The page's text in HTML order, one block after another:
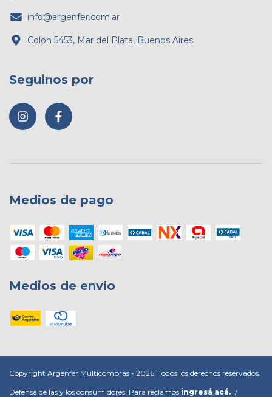
info@argenfer.com.ar
Colon 5453, Mar del Plata, Buenos Aires
Seguinos por
Medios de pago
Medios de envío
Copyright Argenfer Multicompras - 2026. Todos los derechos reservados.
Defensa de las y los consumidores. Para reclamos ingresá acá. /